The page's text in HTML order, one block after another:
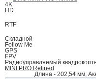
4K
HD
RTF
Складной
Follow Me
GPS
FPV
Радиоуправляемый
MINI PRO Refined
Длина - 202,54 мм,